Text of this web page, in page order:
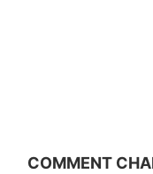
COMMENT